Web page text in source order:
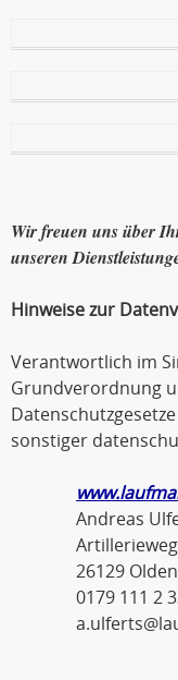
Wir freuen uns über
unseren
Hinweise zur
Verantwortlich im
Grundverordnung
sonstiger
Andreas
Artillerieweg
26129
0179 111 2